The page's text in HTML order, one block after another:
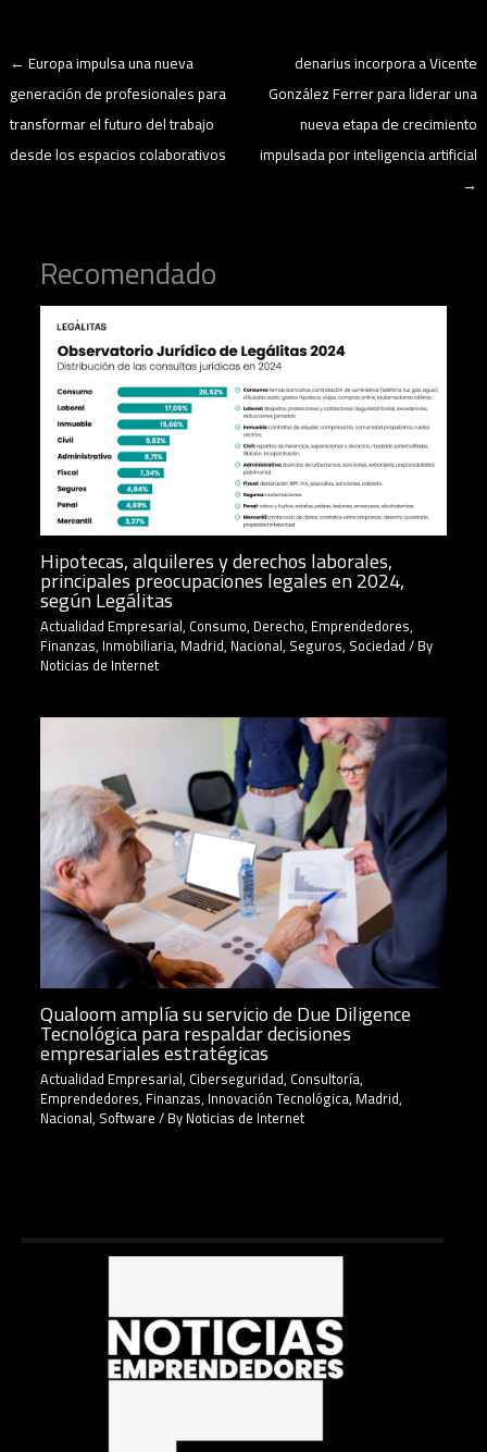
←Europa impulsa una nueva
generación de profesionales para
transformar el futuro del trabajo
desde los espacios colaborativos
denarius incorpora a Vicente
González Ferrer para liderar una
nueva etapa de crecimiento
impulsada por inteligencia artificial
→
Recomendado
Hipotecas, alquileres y derechos laborales,
principales preocupaciones legales en 2024,
según Legálitas
Actualidad Empresarial, Consumo, Derecho, Emprendedores,
Finanzas, Inmobiliaria, Madrid, Nacional, Seguros, Sociedad/ By
Noticias de Internet
Qualoom amplía su servicio de Due Diligence
Tecnológica para respaldar decisiones
empresariales estratégicas
Actualidad Empresarial, Ciberseguridad, Consultoría,
Emprendedores, Finanzas, Innovación Tecnológica, Madrid,
Nacional, Software/ ByNoticias de Internet